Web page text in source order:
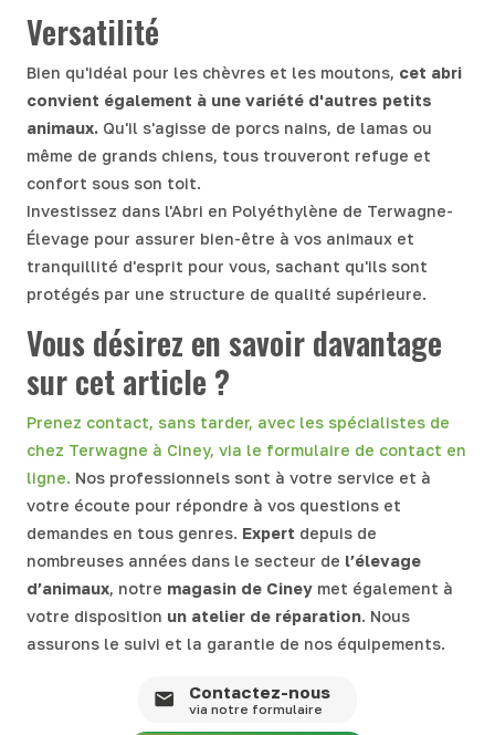
Versatilité
Bien qu'idéal pour les chèvres et les moutons, cet abri
convient également à une variété d'autres petits
animaux. Qu'il s'agisse de porcs nains, de lamas ou
même de grands chiens, tous trouveront refuge et
confort sous son toit.
Investissez dans l'Abri en Polyéthylène de Terwagne-
Élevage pour assurer bien-être à vos animaux et
tranquillité d'esprit pour vous, sachant qu'ils sont
protégés par une structure de qualité supérieure.
Vous désirez en savoir davantage
sur cet article ?
Prenez contact, sans tarder, avec les spécialistes de
chez Terwagne à Ciney, via le formulaire de contact en
ligne. Nos professionnels sont à votre service et à
votre écoute pour répondre à vos questions et
demandes en tous genres. Expert depuis de
nombreuses années dans le secteur de l’élevage
d’animaux, notre magasin de Ciney met également à
votre disposition un atelier de réparation. Nous
assurons le suivi et la garantie de nos équipements.
Contactez-nous
via notre formulaire